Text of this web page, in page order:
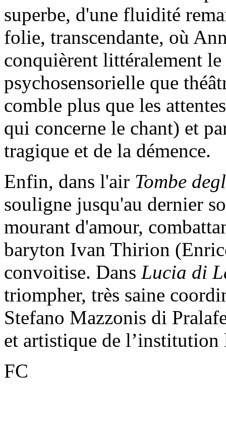
superbe, d'une fluidité
folie, transcendante, où
conquièrent littéralement
psychosensorielle que
comble plus que les
qui concerne le chant) et
tragique et de la démence.
Enfin, dans l'air Tombe
souligne jusqu'au dernier
mourant d'amour,
baryton Ivan Thirion
convoitise. Dans Lucia di
triompher, très saine
Stefano Mazzonis di
et artistique de l’institution
FC